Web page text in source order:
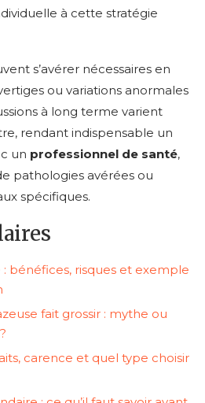
à cette stratégie
s’avérer nécessaires en
ou variations anormales
à long terme varient
rendant indispensable un
un professionnel de santé,
pathologies avérées ou
spécifiques.
: bénéfices, risques et exemple
fait grossir : mythe ou
carence et quel type choisir